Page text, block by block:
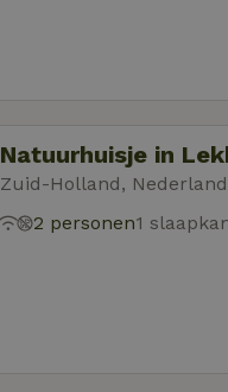
Natuurhuisje in
Zuid-Holland, Nederland
2 personen1